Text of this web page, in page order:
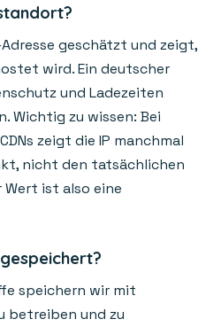
geschätzt und zeigt,
wird. Ein deutscher
und Ladezeiten
Wichtig zu wissen: Bei
zeigt die IP manchmal
nicht den tatsächlichen
Wert ist also eine
speichern wir mit
betreiben und zu